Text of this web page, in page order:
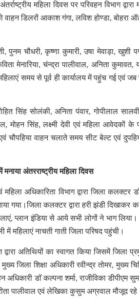
अंतर्राष्ट्रीय महिला दिवस पर परिवहन विभाग
वाहन डिलरों आकाश गंगा, लविश होण्डा,
पुनम चौधरी, कृष्णा कुमारी, उषा मेवाड़ा, खुशी
मेनारिया, चंन्द्रा पालीवाल, अनिता
समय से पूर्व ही कार्यालय में पहुंच गई एवं
सिंह सोलंकी, अनिता पंवार, गोपीलाल
मोहन सिंह, लक्ष्मी देवी एवं महिला आवेदकों के
चौपहिया वाहन चलाते समय सीट बेल्ट एवं
अंतरराष्ट्रीय महिला दिवस
अधिकारिता विभाग द्वारा जिला कलक्टर
गया।जिला कलक्टर द्वारा हरी झंडी
प्लान इंडिया से आये सभी लोगों ने भाग
महिलाएं नाचती गाती जिला परिषद पहुंची।
अतिथियों का स्वागत किया जिसमें जिला
जिला शिक्षा अधिकारी रवीन्द्र तोमर, मुख्य
अधिकारी डॉ कल्पना शर्मा, राजीविका
पालीवाल एवं लेखिका कुसुम अग्रवाल मौजूद